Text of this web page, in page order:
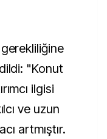
"Konut
ilgisi
ve uzun
artmıştır.